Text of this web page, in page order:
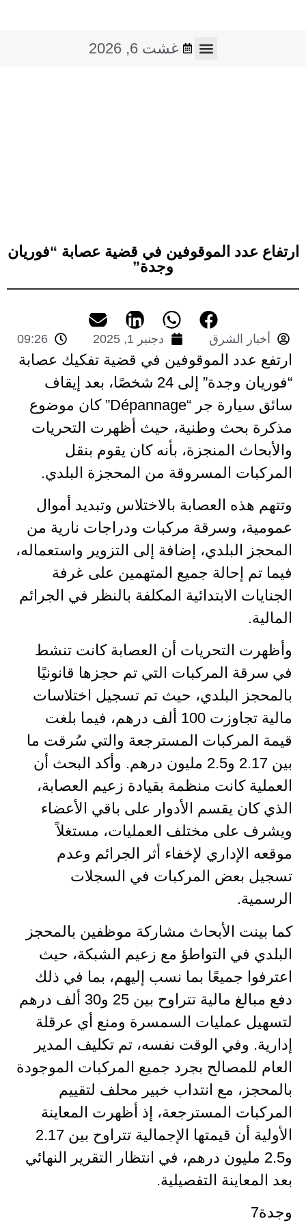
غشت 6, 2026
ارتفاع عدد الموقوفين في قضية عصابة “فوريان
وجدة”
أخبار الشرق دجنبر 1, 2025 09:26
ارتفع عدد الموقوفين في قضية تفكيك عصابة
“فوريان وجدة” إلى 24 شخصًا، بعد إيقاف
سائق سيارة جر “Dépannage” كان موضوع
مذكرة بحث وطنية، حيث أظهرت التحريات
والأبحاث المنجزة، بأنه كان يقوم بنقل
المركبات المسروقة من المحجزة البلدي.
وتتهم هذه العصابة بالاختلاس وتبديد أموال
عمومية، وسرقة مركبات ودراجات نارية من
المحجز البلدي، إضافة إلى التزوير واستعماله،
فيما تم إحالة جميع المتهمين على غرفة
الجنايات الابتدائية المكلفة بالنظر في الجرائم
المالية.
وأظهرت التحريات أن العصابة كانت تنشط
في سرقة المركبات التي تم حجزها قانونيًا
بالمحجز البلدي، حيث تم تسجيل اختلاسات
مالية تجاوزت 100 ألف درهم، فيما بلغت
قيمة المركبات المسترجعة والتي سُرقت ما
بين 2.17 و2.5 مليون درهم. وأكد البحث أن
العملية كانت منظمة بقيادة زعيم العصابة،
الذي كان يقسم الأدوار على باقي الأعضاء
ويشرف على مختلف العمليات، مستغلاً
موقعه الإداري لإخفاء أثر الجرائم وعدم
تسجيل بعض المركبات في السجلات
الرسمية.
كما بينت الأبحاث مشاركة موظفين بالمحجز
البلدي في التواطؤ مع زعيم الشبكة، حيث
اعترفوا جميعًا بما نسب إليهم، بما في ذلك
دفع مبالغ مالية تتراوح بين 25 و30 ألف درهم
لتسهيل عمليات السمسرة ومنع أي عرقلة
إدارية. وفي الوقت نفسه، تم تكليف المدير
العام للمصالح بجرد جميع المركبات الموجودة
بالمحجز، مع انتداب خبير محلف لتقييم
المركبات المسترجعة، إذ أظهرت المعاينة
الأولية أن قيمتها الإجمالية تتراوح بين 2.17
و2.5 مليون درهم، في انتظار التقرير النهائي
بعد المعاينة التفصيلية.
وجدة7